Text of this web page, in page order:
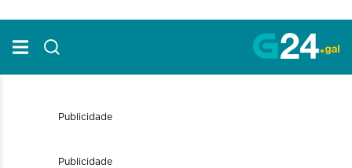
Publicidade
Publicidade